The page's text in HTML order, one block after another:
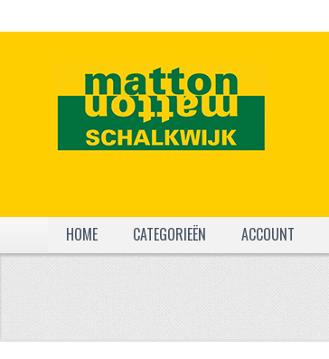
HOME
CATEGORIEËN ACCOUNT